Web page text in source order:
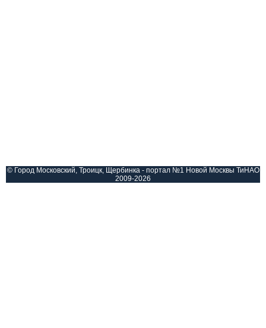
© Город Московский, Троицк, Щербинка - портал №1 Новой Москвы ТиНАО
2009-2026